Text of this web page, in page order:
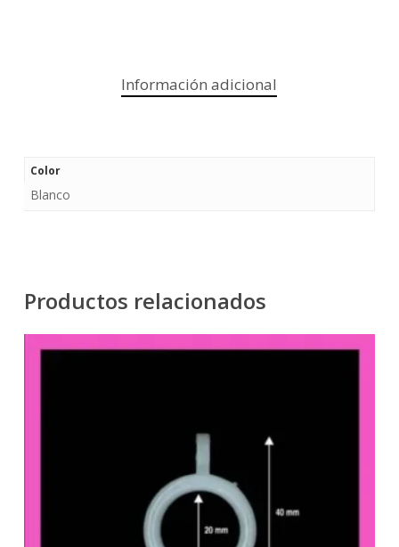
Información adicional
Color
Blanco
Productos relacionados